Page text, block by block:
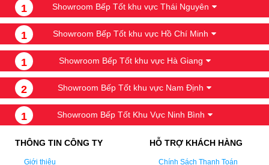
1 Showroom Bếp Tốt khu vực Thái Nguyên
1 Showroom Bếp Tốt khu vực Hồ Chí Minh
1 Showroom Bếp Tốt khu vực Hà Giang
2 Showroom Bếp Tốt khu vực Nam Định
1 Showroom Bếp Tốt Khu Vực Ninh Bình
THÔNG TIN CÔNG TY
Giới thiệu
HỖ TRỢ KHÁCH HÀNG
Chính Sách Thanh Toán